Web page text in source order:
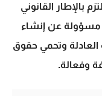
بالإطار القانوني
مسؤولة عن إنشاء
العادلة وتحمي حقوق
وفعالة.